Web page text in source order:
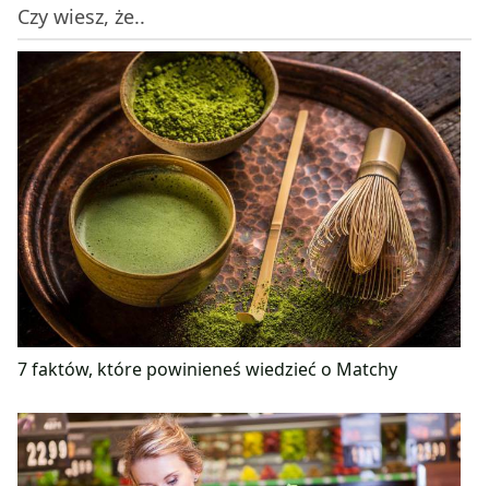
Czy wiesz, że..
7 faktów, które powinieneś wiedzieć o Matchy